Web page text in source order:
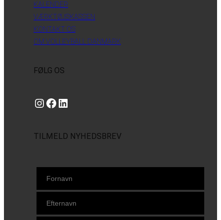
KALENDER
VÆRKTØJSKASSEN
KONTAKT OS
OM VOLLEYBALL DANMARK
FØLG OS
Instagram https://www.facebook.com/danishbeachvolleytour LinkedIn
TILMELD NYHEDSBREV